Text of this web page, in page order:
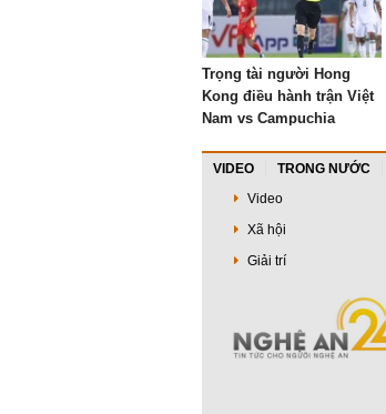
Trọng tài người Hong
Kong điều hành trận Việt
Nam vs Campuchia
VIDEO TRONG NƯỚC
Video
Xã hội
Giải trí